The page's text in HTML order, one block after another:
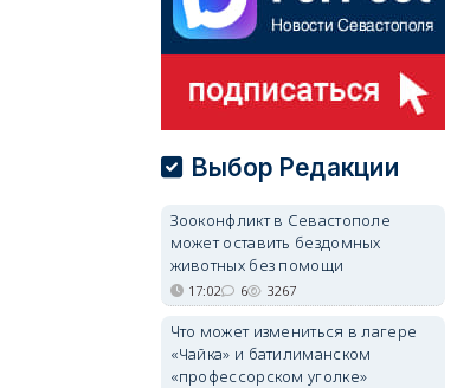
Выбор Редакции
Зооконфликт в Севастополе
может оставить бездомных
животных без помощи
17:02 6 3267
Что может измениться в лагере
«Чайка» и батилиманском
«профессорском уголке»